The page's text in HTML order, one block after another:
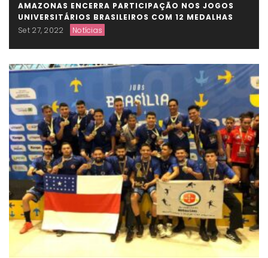
AMAZONAS ENCERRA PARTICIPAÇÃO NOS JOGOS
UNIVERSITÁRIOS BRASILEIROS COM 12 MEDALHAS
Set 27, 2022
Notícias